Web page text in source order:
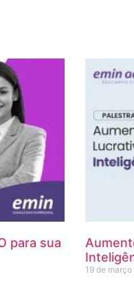
para sua
19 de